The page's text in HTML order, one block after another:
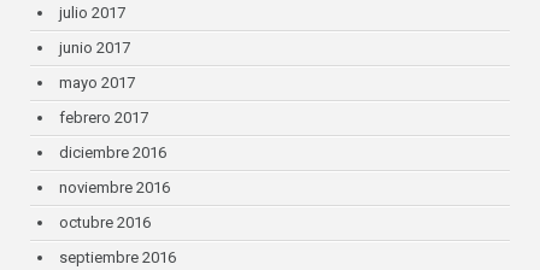
julio 2017
junio 2017
mayo 2017
febrero 2017
diciembre 2016
noviembre 2016
octubre 2016
septiembre 2016